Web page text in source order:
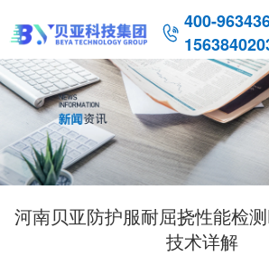
 400-
河南贝亚防护服耐屈挠性能检
技术详解